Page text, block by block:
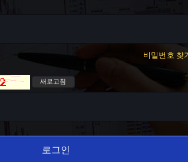
비밀번호 찾
새로고침
로그인